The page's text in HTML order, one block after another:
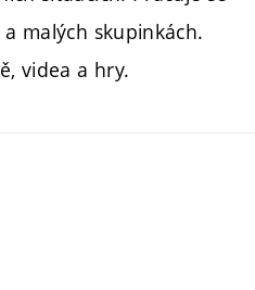
malých skupinkách.
videa a hry.